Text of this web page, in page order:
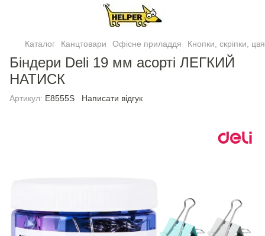
Каталог Канцтовари Офісне приладдя Кнопки, скріпки,
Біндери Deli 19 мм асорті ЛЕГКИЙ
НАТИСК
Артикул: E8555S Написати відгук